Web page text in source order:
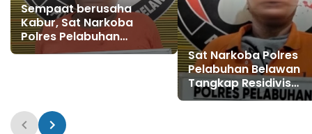
Sempaat berusaha
Kabur, Sat Narkoba
Polres Pelabuhan
Belawan Tangkap Medan
Sat Narkoba Polres
Pelabuhan Belawan
Tangkap Residivis
Pengedar Sabu